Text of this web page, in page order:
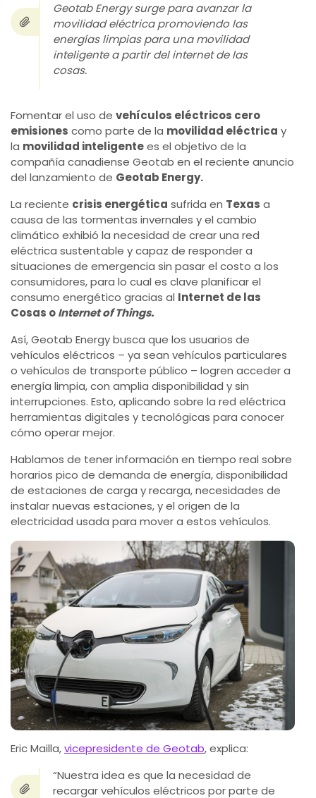
Geotab Energy surge para avanzar la
movilidad eléctrica promoviendo las
energías limpias para una movilidad
inteligente a partir del internet de las
cosas.
Fomentar el uso de vehículos eléctricos cero
emisiones como parte de la movilidad eléctrica y
la movilidad inteligentees el objetivo de la
compañía canadiense Geotab en el reciente anuncio
del lanzamiento de Geotab Energy.
La reciente crisis energética sufrida en Texas a
causa de las tormentas invernales y el cambio
climático exhibió la necesidad de crear una red
eléctrica sustentable y capaz de responder a
situaciones de emergencia sin pasar el costo a los
consumidores, para lo cual es clave planificar el
consumo energético gracias al Internet de las
Cosas oInternet of Things.
Así, Geotab Energy busca que los usuarios de
vehículos eléctricos – ya sean vehículos particulares
o vehículos de transporte público – logren acceder a
energía limpia, con amplia disponibilidad y sin
interrupciones. Esto, aplicando sobre la red eléctrica
herramientas digitales y tecnológicas para conocer
cómo operar mejor.
Hablamos de tener información en tiempo real sobre
horarios pico de demanda de energía, disponibilidad
de estaciones de carga y recarga, necesidades de
instalar nuevas estaciones, y el origen de la
electricidad usada para mover a estos vehículos.
Eric Mailla,vicepresidente de Geotab, explica:
“Nuestra idea es que la necesidad de
recargar vehículos eléctricos por parte de